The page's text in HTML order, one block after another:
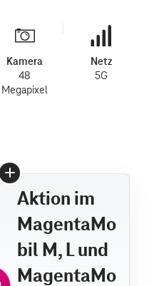
Kamera
48
Megapixel
Netz
5G
Aktion im
MagentaMo
bil M, L und
MagentaMo